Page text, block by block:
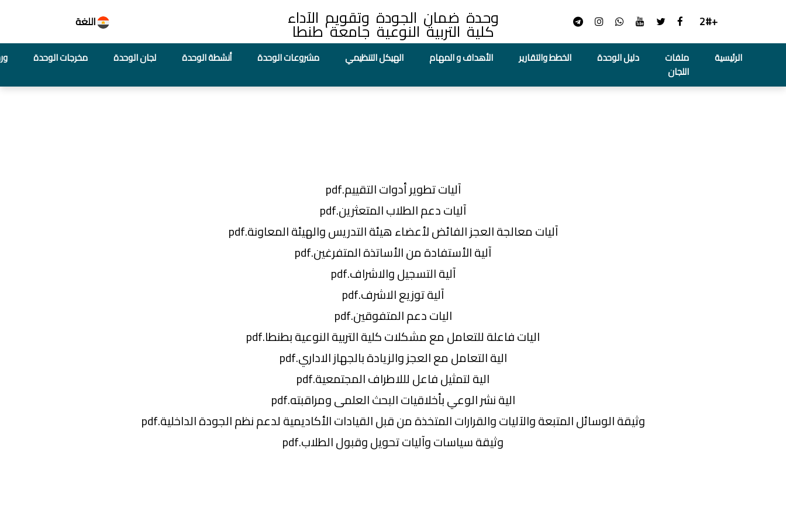
+2# وحدة ضمان الجودة وتقويم الآداء
كلية التربية النوعية جامعة طنطا اللغة
الرئيسية
ملفات
اللجان
دليل الوحدة الخطط والتقارير الأهداف و المهام الهيكل التنظيمي مشروعات الوحدة أنشطة الوحدة لجان الوحدة مخرجات الوحدة
آليات تطوير أدوات التقييم.pdf
آليات دعم الطلاب المتعثرين.pdf
آليات معالجة العجز الفائض لأعضاء هيئة التدريس والهيئة المعاونة.pdf
آلية الأستفادة من الأساتذة المتفرغين.pdf
آلية التسجيل والاشراف.pdf
آلية توزيع الاشرف.pdf
اليات دعم المتفوقين.pdf
اليات فاعلة للتعامل مع مشكلات كلية التربية النوعية بطنطا.pdf
الية التعامل مع العجز والزيادة بالجهاز الاداري.pdf
الية لتمثيل فاعل لللاطراف المجتمعية.pdf
الية نشر الوعي بأخلاقيات البحث العلمى ومراقبته.pdf
وثيقة الوسائل المتبعة والآليات والقرارات المتخذة من قبل القيادات الأكاديمية لدعم نظم الجودة الداخلية.pdf
وثيقة سياسات وآليات تحويل وقبول الطلاب.pdf